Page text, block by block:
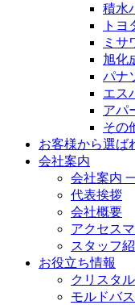
積水
トヨ
ミサ
旭化
パナ
エス
アパ
その
お客様から選ば
会社案内
会社案内
代表挨拶
会社概要
アクセス
スタッフ
お役立ち情報
クリスタ
モルドバ